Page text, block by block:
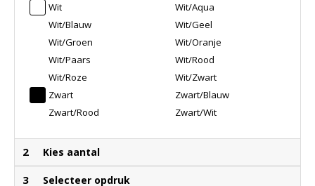
Wit
Wit/Aqua
Wit/Blauw
Wit/Geel
Wit/Groen
Wit/Oranje
Wit/Paars
Wit/Rood
Wit/Roze
Wit/Zwart
Zwart
Zwart/Blauw
Zwart/Rood
Zwart/Wit
2 Kies aantal
3 Selecteer opdruk